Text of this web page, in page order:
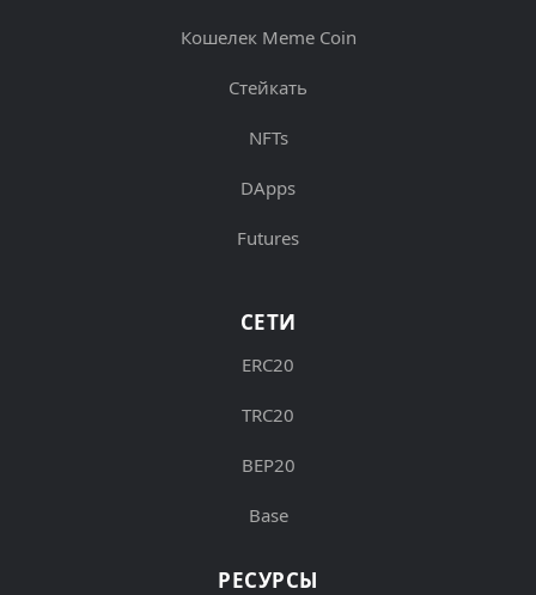
Кошелек Meme Coin
Стейкать
NFTs
DApps
Futures
СЕТИ
ERC20
TRC20
BEP20
Base
РЕСУРСЫ